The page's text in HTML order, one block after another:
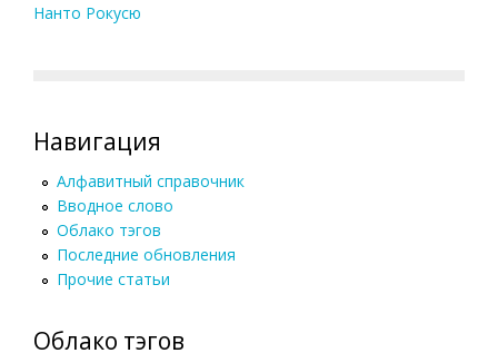
Нанто Рокусю
Навигация
Алфавитный справочник
Вводное слово
Облако тэгов
Последние обновления
Прочие статьи
Облако тэгов